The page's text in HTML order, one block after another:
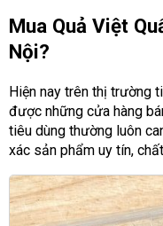
Mua Quả Việt
Nội?
Hiện nay trên thị trường
được những cửa hàng
tiêu dùng thường luôn
xác sản phẩm uy tín,